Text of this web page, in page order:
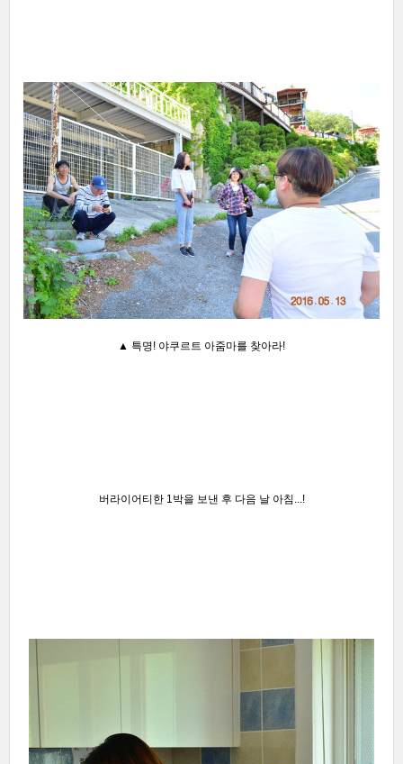
▲ 특명! 야쿠르트 아줌마를 찾아라!
버라이어티한 1박을 보낸 후 다음 날 아침...!